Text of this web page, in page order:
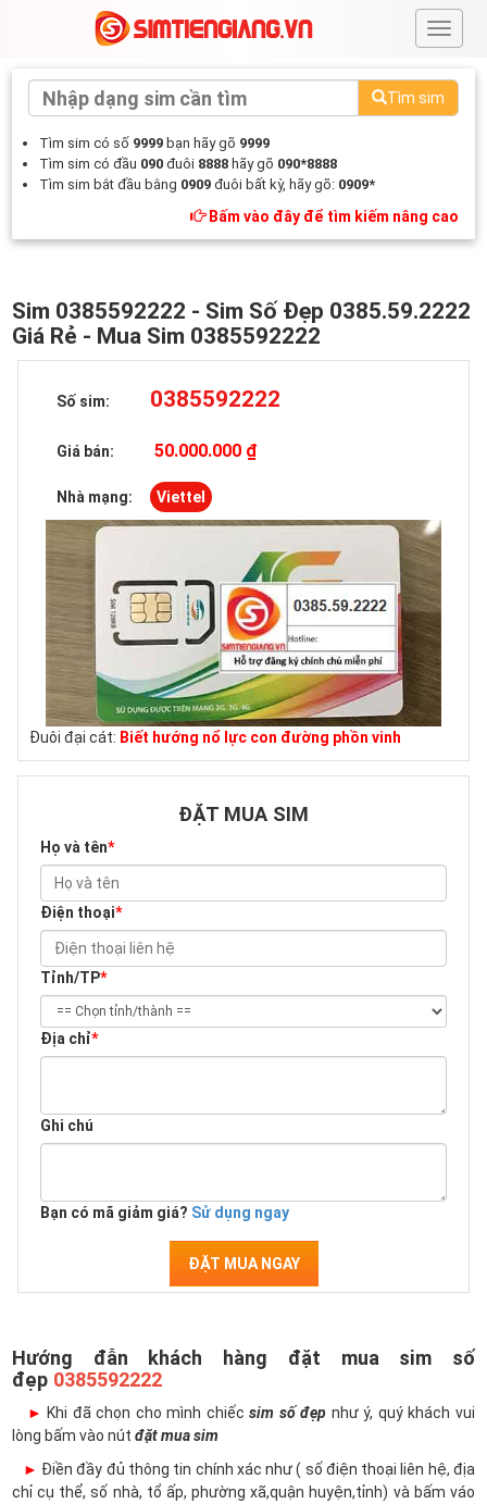
#
Tìm sim
Tìm sim có số 9999 bạn hãy gõ 9999
Tìm sim có đầu 090 đuôi 8888 hãy gõ 090*8888
Tìm sim bắt đầu bằng 0909 đuôi bất kỳ, hãy gõ: 0909*
Bấm vào đây để tìm kiếm nâng cao
Sim 0385592222 - Sim Số Đẹp 0385.59.2222
Giá Rẻ - Mua Sim 0385592222
Số sim: 0385592222
Giá bán: 50.000.000 ₫
Nhà mạng: Viettel
Đuôi đại cát: Biết hướng nổ lực con đường phồn vinh
ĐẶT MUA SIM
Họ và tên*
Điện thoại*
Tỉnh/TP*
Địa chỉ*
Ghi chú
Bạn có mã giảm giá? Sử dụng ngay
ĐẶT MUA NGAY
Hướng đẫn khách hàng đặt mua sim số
đẹp 0385592222
► Khi đã chọn cho mình chiếcsim số đẹp như ý, quý khách vui
lòng bấm vào nút đặt mua sim
► Điền đầy đủ thông tin chính xác như ( số điện thoại liên hệ, địa
chỉ cụ thể, số nhà, tổ ấp, phường xã,quận huyện,tỉnh) và bấm váo